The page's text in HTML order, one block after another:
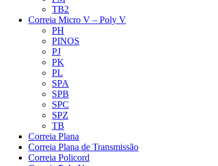
TB2
Correia Micro V – Poly V
PH
PINOS
PJ
PK
PL
SPA
SPB
SPC
SPZ
TB
Correia Plana
Correia Plana de Transmissão
Correia Policord